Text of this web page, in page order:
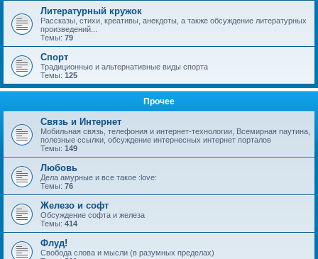
Литературный кружок
Рассказы, стихи, креативы, анекдоты, а также обсуждение литературных
произведений...
Темы: 79
Спорт
Традиционные и альтернативные виды спорта
Темы: 125
Прочее
Связь и Интернет
Мобильная связь, телефония и интернет-технологии, Всемирная паутина,
полезные ссылки, обсуждение интернесных интернет порталов
Темы: 149
Любовь
Дела амурные и все такое :love:
Темы: 76
Железо и софт
Обсуждение софта и железа
Темы: 414
Флуд!
Свобода слова и мысли (в разумных пределах)